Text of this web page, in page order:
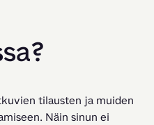
tilausten ja muiden
Näin sinun ei